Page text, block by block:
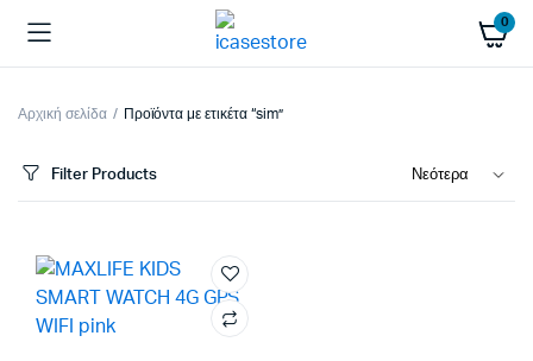
0
Αρχική σελίδα Προϊόντα με ετικέτα “sim”
Filter Products